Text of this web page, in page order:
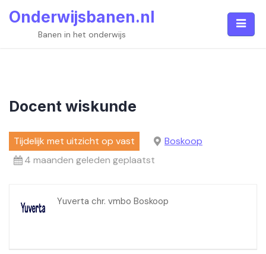
Onderwijsbanen.nl
Banen in het onderwijs
Docent wiskunde
Tijdelijk met uitzicht op vast
Boskoop
4 maanden geleden geplaatst
Yuverta chr. vmbo Boskoop